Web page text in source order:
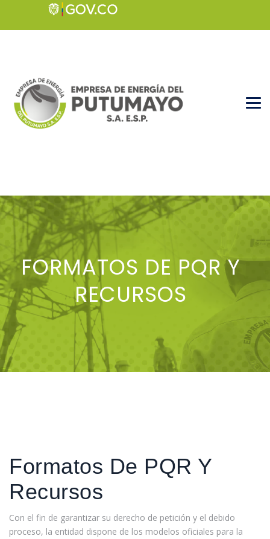
FORMATOS DE PQR Y
RECURSOS
Formatos De PQR Y
Recursos
Con el fin de garantizar su derecho de petición y el debido
proceso, la entidad dispone de los modelos oficiales para la